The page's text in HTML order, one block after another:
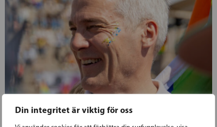
Din integritet är viktig för oss